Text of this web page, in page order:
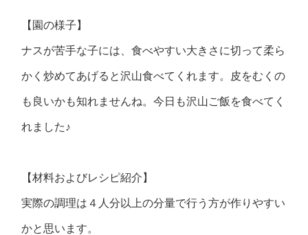
【園の様子】
ナスが苦手な子には、食べやすい大きさに切って柔ら
かく炒めてあげると沢山食べてくれます。皮をむくの
も良いかも知れませんね。今日も沢山ご飯を食べてく
れました♪
【材料およびレシピ紹介】
実際の調理は４人分以上の分量で行う方が作りやすい
かと思います。